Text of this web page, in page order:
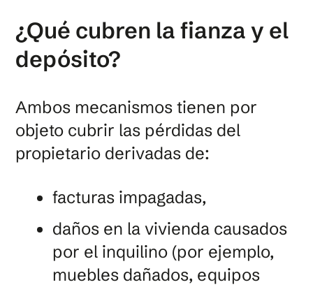
¿Qué cubren la fianza y el
depósito?
Ambos mecanismos tienen por
objeto cubrir las pérdidas del
propietario derivadas de:
facturas impagadas,
daños en la vivienda causados
por el inquilino (por ejemplo,
muebles dañados, equipos